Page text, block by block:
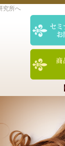
究所へ